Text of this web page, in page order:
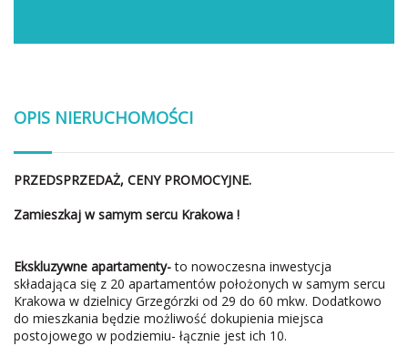
OPIS NIERUCHOMOŚCI
PRZEDSPRZEDAŻ, CENY PROMOCYJNE.
Zamieszkaj w samym sercu Krakowa !
Ekskluzywne apartamenty-to nowoczesna inwestycja
składająca się z 20 apartamentów położonych w samym sercu
Krakowa w dzielnicy Grzegórzki od 29 do 60 mkw. Dodatkowo
do mieszkania będzie możliwość dokupienia miejsca
postojowego w podziemiu- łącznie jest ich 10.